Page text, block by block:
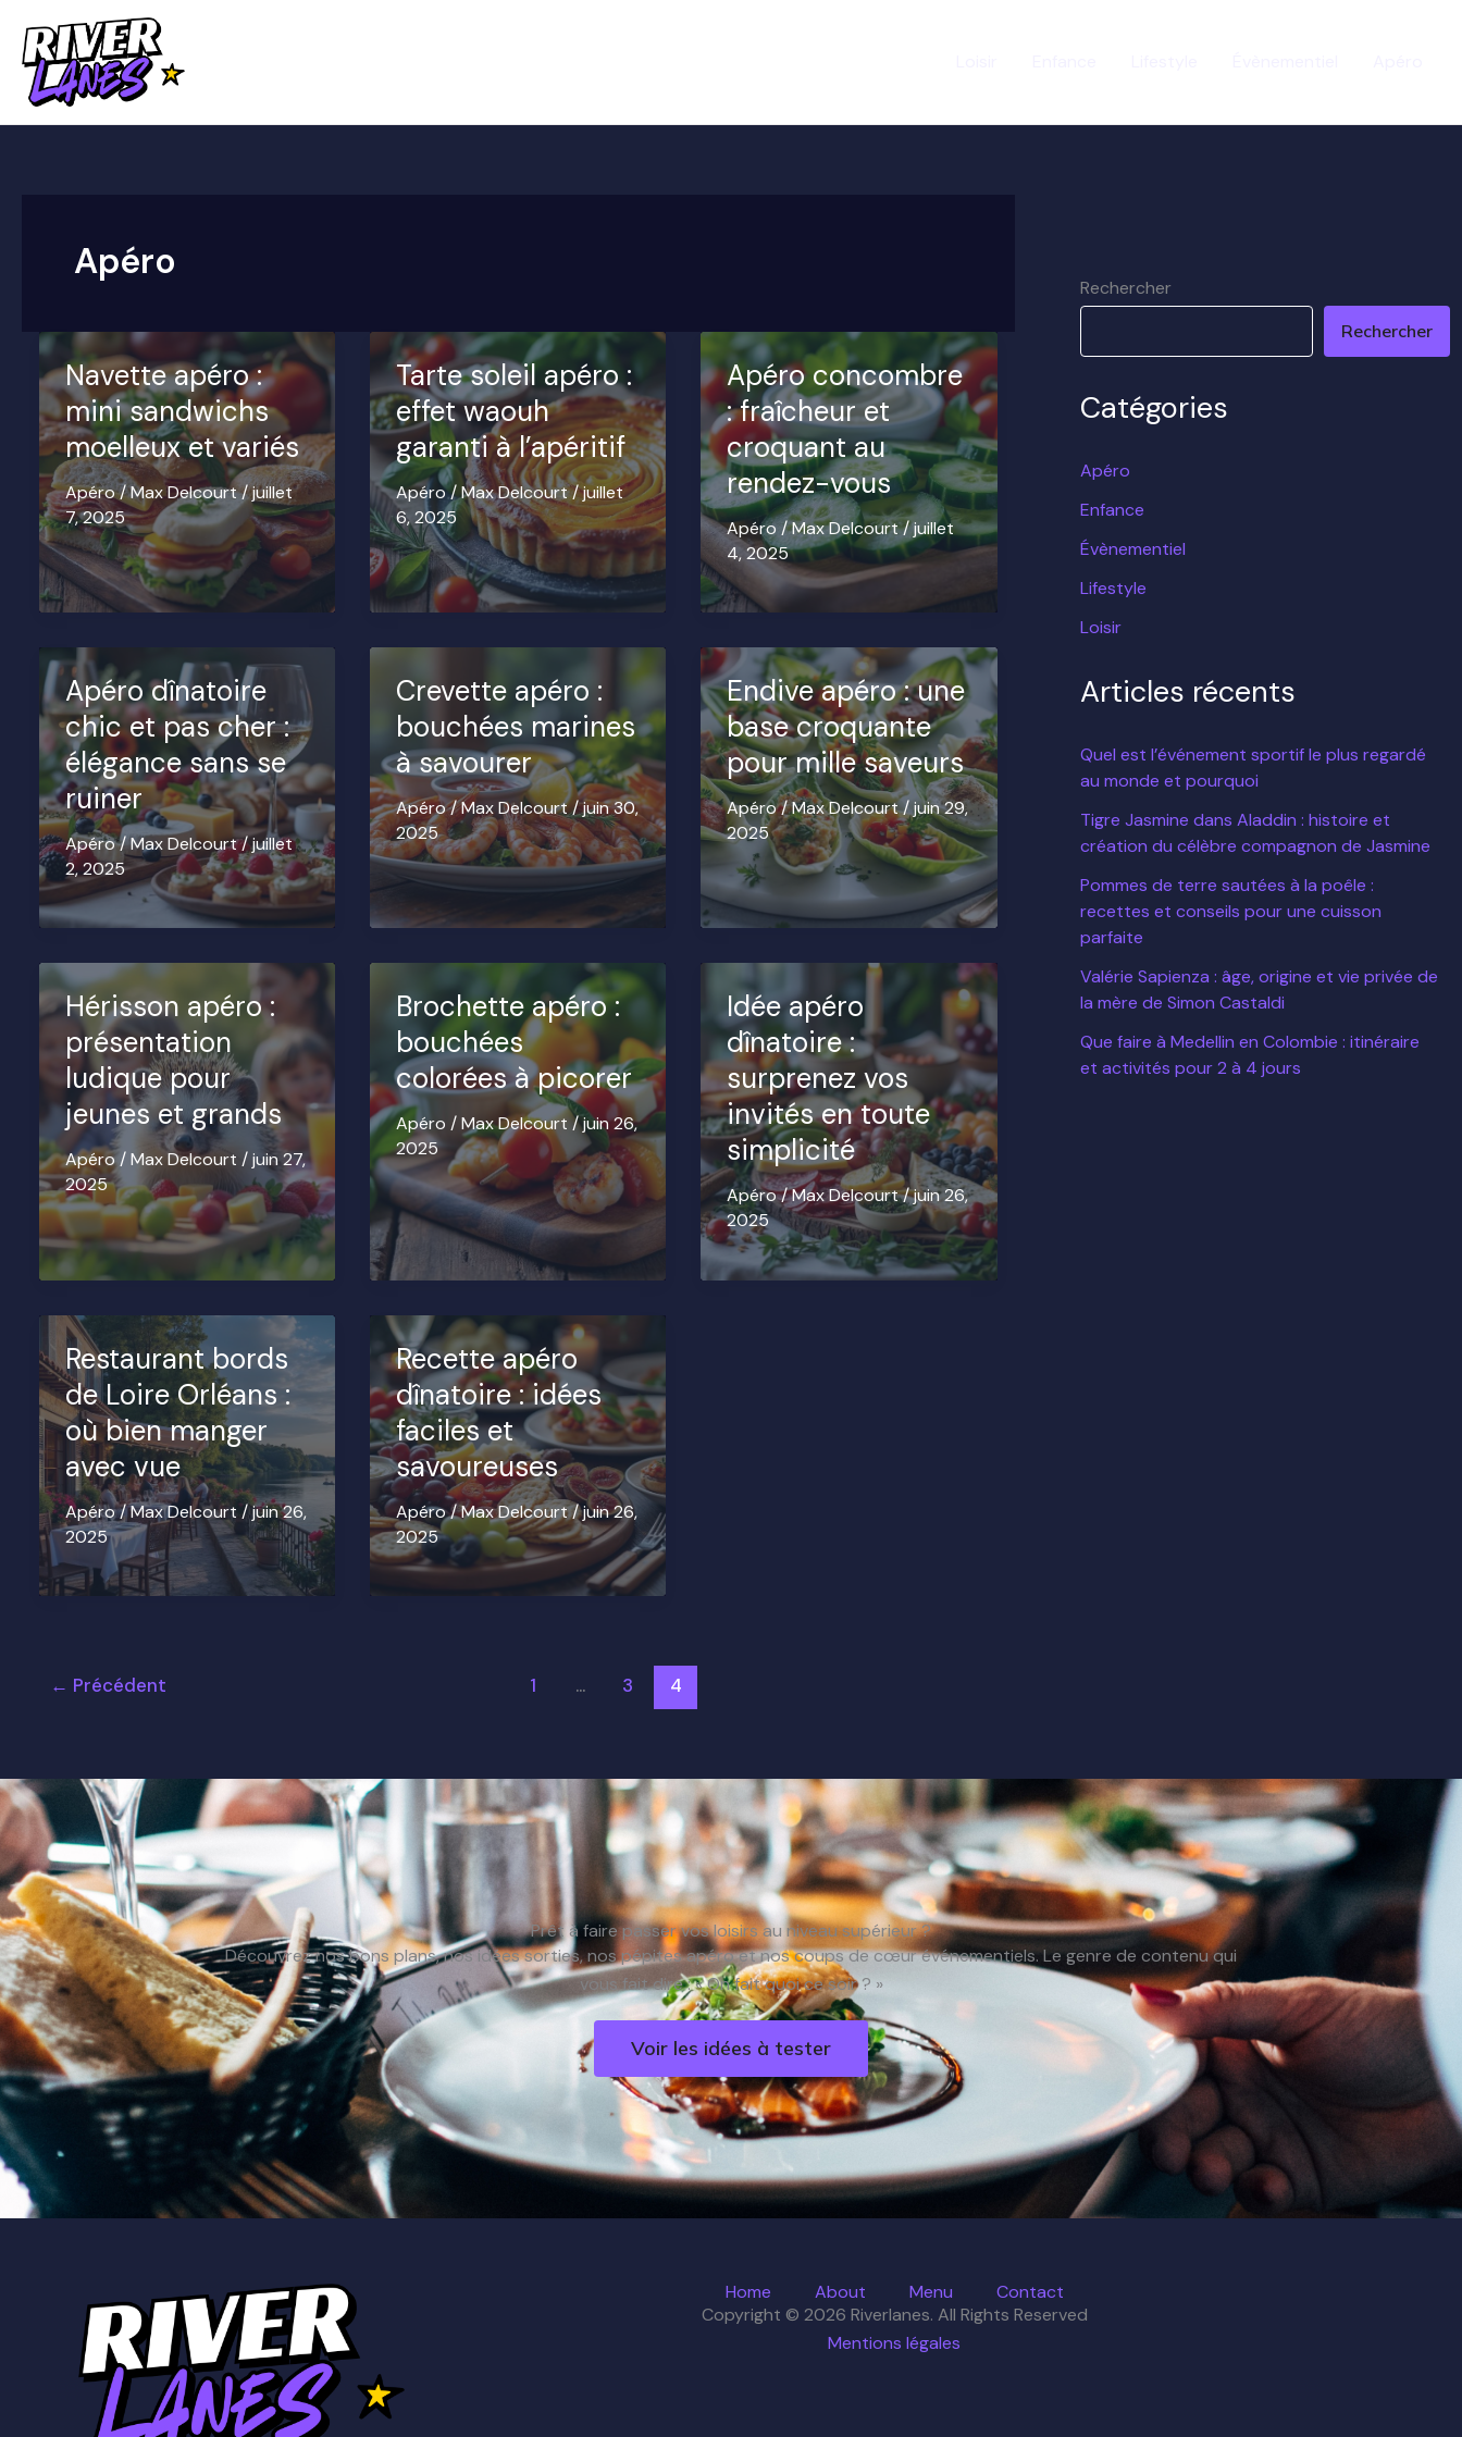
contenu
Apéro
Navette apéro :
mini sandwichs
moelleux et variés
Apéro/Max Delcourt/juillet
7, 2025
Tarte soleil apéro :
effet waouh
garanti à l’apéritif
Apéro/Max Delcourt/juillet
6, 2025
Apéro concombre
: fraîcheur et
croquant au
rendez-vous
Apéro/Max Delcourt/juillet
4, 2025
Apéro dînatoire
chic et pas cher :
élégance sans se
ruiner
Apéro/Max Delcourt/juillet
2, 2025
Crevette apéro :
bouchées marines
à savourer
Apéro/Max Delcourt/juin 30,
2025
Endive apéro : une
base croquante
pour mille saveurs
Apéro/Max Delcourt/juin 29,
2025
Hérisson apéro :
présentation
ludique pour
jeunes et grands
Apéro/Max Delcourt /juin 27,
2025
Brochette apéro :
bouchées
colorées à picorer
Apéro /Max Delcourt/juin 26,
2025
Idée apéro
dînatoire :
surprenez vos
invités en toute
simplicité
Apéro/Max Delcourt/juin 26,
2025
Restaurant bords
de Loire Orléans :
où bien manger
avec vue
Apéro/Max Delcourt/juin 26,
2025
Recette apéro
dînatoire : idées
faciles et
savoureuses
Apéro/Max Delcourt/juin 26,
2025
← Précédent 1 … 3 4
Rechercher
Rechercher
Catégories
Apéro
Enfance
Évènementiel
Lifestyle
Loisir
Articles récents
Quel est l’événement sportif le plus regardé
au monde et pourquoi
Tigre Jasmine dans Aladdin : histoire et
création du célèbre compagnon de Jasmine
Pommes de terre sautées à la poêle :
recettes et conseils pour une cuisson
parfaite
Valérie Sapienza : âge, origine et vie privée de
la mère de Simon Castaldi
Que faire à Medellin en Colombie : itinéraire
et activités pour 2 à 4 jours
Prêt à faire passer vos loisirs au niveau supérieur ?
Découvrez nos bons plans, nos idées sorties, nos pépites apéro et nos coups de cœur événementiels. Le genre de contenu qui
vous fait dire : « On fait quoi ce soir ? »
Voir les idées à tester
Home About Menu
Contact
Copyright © 2026 Riverlanes. All Rights Reserved
Mentions légales